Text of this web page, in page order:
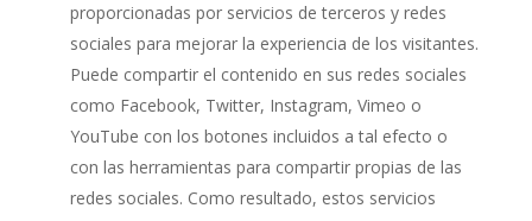
proporcionadas por servicios de terceros y redes
sociales para mejorar la experiencia de los visitantes.
Puede compartir el contenido en sus redes sociales
como Facebook, Twitter, Instagram, Vimeo o
YouTube con los botones incluidos a tal efecto o
con las herramientas para compartir propias de las
redes sociales. Como resultado, estos servicios